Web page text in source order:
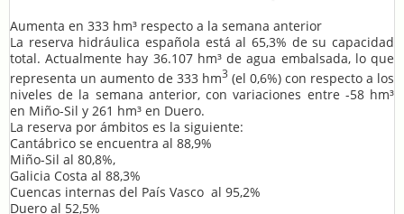
Aumenta en 333 hm³ respecto a la semana anterior
La reserva hidráulica española está al 65,3% de su capacidad
total. Actualmente hay 36.107 hm³ de agua embalsada, lo que
representa un aumento de 333 hm3 (el 0,6%) con respecto a los
niveles de la semana anterior, con variaciones entre -58 hm³
en Miño-Sil y 261 hm³ en Duero.
La reserva por ámbitos es la siguiente:
Cantábrico se encuentra al 88,9%
Miño-Sil al 80,8%,
Galicia Costa al 88,3%
Cuencas internas del País Vasco al 95,2%
Duero al 52,5%